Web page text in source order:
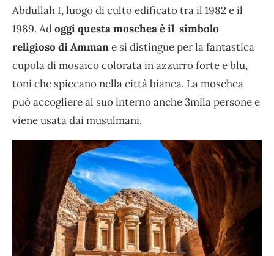
Abdullah I, luogo di culto edificato tra il 1982 e il
1989. Adoggi questa moschea è il simbolo
religioso di Ammane si distingue per la fantastica
cupola di mosaico colorata in azzurro forte e blu,
toni che spiccano nella città bianca. La moschea
può accogliere al suo interno anche 3mila persone e
viene usata dai musulmani.